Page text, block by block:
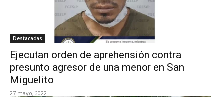
Destacadas
Ejecutan orden de aprehensión contra
presunto agresor de una menor en San
Miguelito
27 mayo, 2022